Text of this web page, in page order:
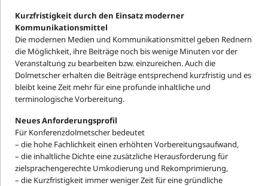
Kurzfristigkeit durch den Einsatz moderner
Kommunikationsmittel
Die modernen Medien und Kommunikationsmittel geben Rednern
die Möglichkeit, ihre Beiträge noch bis wenige Minuten vor der
Veranstaltung zu bearbeiten bzw. einzureichen. Auch die
Dolmetscher erhalten die Beiträge entsprechend kurzfristig und es
bleibt keine Zeit mehr für eine profunde inhaltliche und
terminologische Vorbereitung.
Neues Anforderungsprofil
Für Konferenzdolmetscher bedeutet
– die hohe Fachlichkeit einen erhöhten Vorbereitungsaufwand,
– die inhaltliche Dichte eine zusätzliche Herausforderung für
zielsprachengerechte Umkodierung und Rekomprimierung,
– die Kurzfristigkeit immer weniger Zeit für eine gründliche